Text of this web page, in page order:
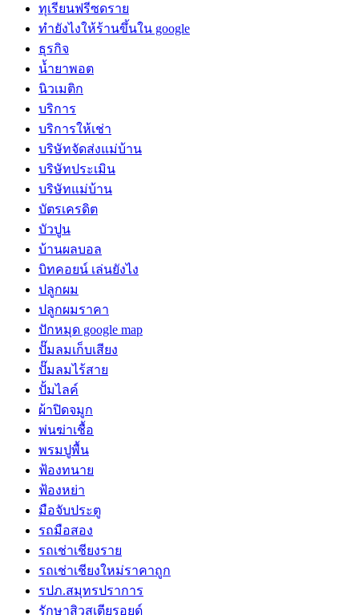
ทุเรียนฟรีซดราย
ทํายังไงให้ร้านขึ้นใน google
ธุรกิจ
น้ำยาพอต
นิวเมติก
บริการ
บริการให้เช่า
บริษัทจัดส่งแม่บ้าน
บริษัทประเมิน
บริษัทแม่บ้าน
บัตรเครดิต
บัวปูน
บ้านผลบอล
บิทคอยน์ เล่นยังไง
ปลูกผม
ปลูกผมราคา
ปักหมุด google map
ปั๊มลมเก็บเสียง
ปั๊มลมไร้สาย
ปั้มไลค์
ผ้าปิดจมูก
พ่นฆ่าเชื้อ
พรมปูพื้น
ฟ้องทนาย
ฟ้องหย่า
มือจับประตู
รถมือสอง
รถเช่าเชียงราย
รถเช่าเชียงใหม่ราคาถูก
รปภ.สมุทรปราการ
รักษาสิวสเตียรอยด์